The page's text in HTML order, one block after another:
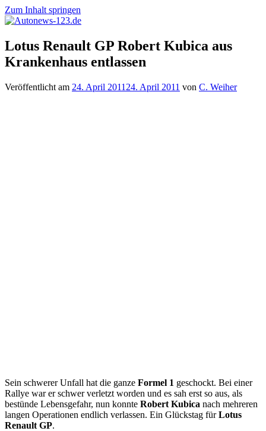
Zum Inhalt springen
Autonews-
123.de
Autonews
mit
Charme
Lotus Renault GP Robert Kubica aus
Krankenhaus entlassen
Veröffentlicht am 24. April 2011 24. April 2011 von C. Weiher
Sein schwerer Unfall hat die ganze Formel 1 geschockt. Bei einer
Rallye war er schwer verletzt worden und es sah erst so aus, als
bestünde Lebensgefahr, nun konnte Robert Kubica nach mehreren
langen Operationen endlich verlassen. Ein Glückstag fürLotus
Renault GP.